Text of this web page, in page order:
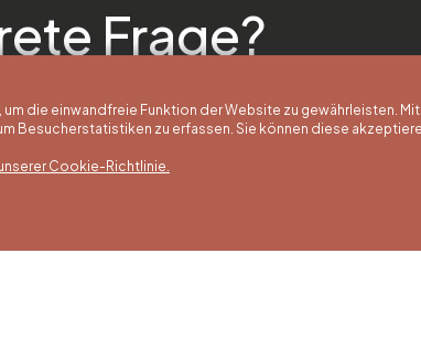
Frage?
die einwandfreie Funktion der Website zu gewährleisten. Mit
Besucherstatistiken zu erfassen. Sie können diese
Cookie-Richtlinie.